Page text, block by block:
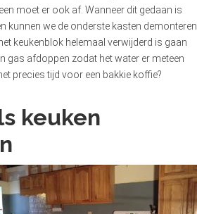
moet er ook af. Wanneer dit gedaan is
kunnen we de onderste kasten demonteren
keukenblok helemaal verwijderd is gaan
gas afdoppen zodat het water er meteen
precies tijd voor een bakkie koffie?
keuken